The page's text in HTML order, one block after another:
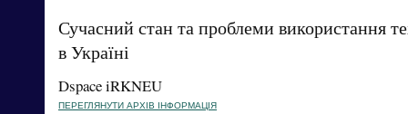
Сучасний стан та проблеми використання
в Україні
Dspace iRKNEU
ПЕРЕГЛЯНУТИ АРХІВ ІНФОРМАЦІЯ